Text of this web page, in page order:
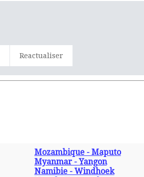
Reactualiser
Mozambique - Maputo
Myanmar - Yangon
Namibie - Windhoek